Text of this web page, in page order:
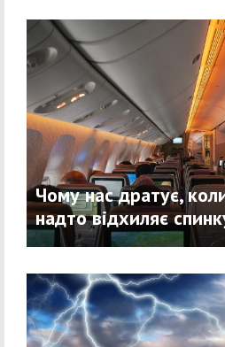
Чому нас дратує,
надто відхиляє